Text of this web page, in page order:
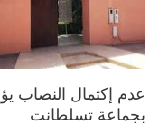
عدم إكتمال النصاب
بجماعة تسلطانت